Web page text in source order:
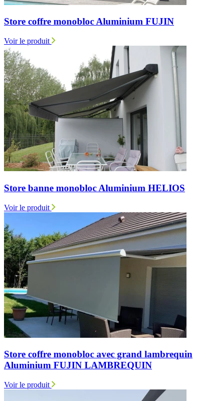
Store coffre monobloc Aluminium FUJIN
Voir le produit
Store banne monobloc Aluminium HELIOS
Voir le produit
Store coffre monobloc avec grand lambrequin
Aluminium FUJIN LAMBREQUIN
Voir le produit